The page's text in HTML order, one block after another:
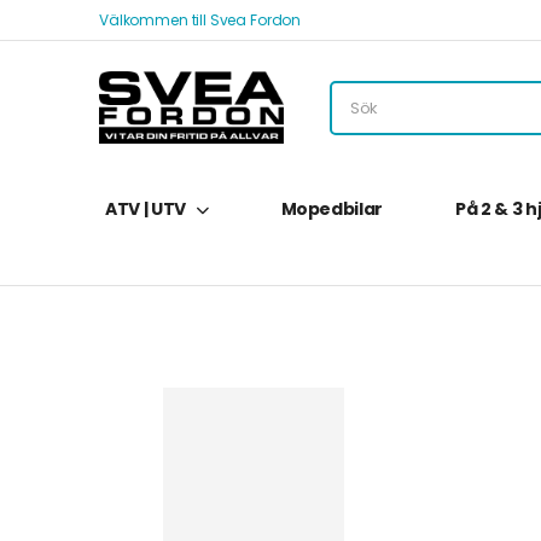
Välkommen till Svea Fordon
ATV | UTV Mopedbilar På 2 & 3